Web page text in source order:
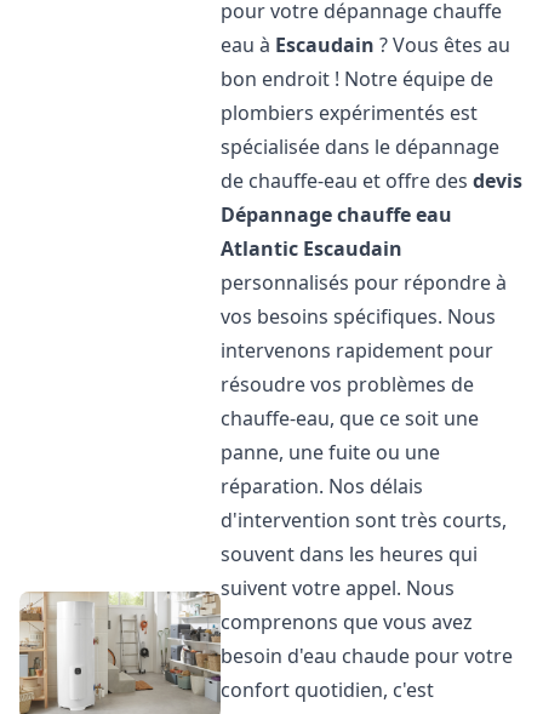
pour votre dépannage chauffe
eau à Escaudain ? Vous êtes au
bon endroit ! Notre équipe de
plombiers expérimentés est
spécialisée dans le dépannage
de chauffe-eau et offre desdevis
Dépannage chauffe eau
Atlantic Escaudain
personnalisés pour répondre à
vos besoins spécifiques. Nous
intervenons rapidement pour
résoudre vos problèmes de
chauffe-eau, que ce soit une
panne, une fuite ou une
réparation. Nos délais
d'intervention sont très courts,
souvent dans les heures qui
suivent votre appel. Nous
comprenons que vous avez
besoin d'eau chaude pour votre
confort quotidien, c'est